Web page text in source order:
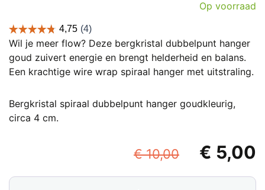
Op voorraad
Wil je meer flow? Deze bergkristal dubbelpunt hanger
goud zuivert energie en brengt helderheid en balans.
Een krachtige wire wrap spiraal hanger met uitstraling.
Bergkristal spiraal dubbelpunt hanger goudkleurig,
circa 4 cm.
€10,00 € 5,00
Bergkristal